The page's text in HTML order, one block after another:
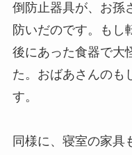
倒防止器具が、お孫
防いだのです。もし
後にあった食器で大
た。おばあさんのも
す。
同様に、寝室の家具